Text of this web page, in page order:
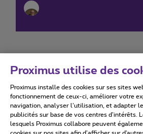
Conditions d'utilisation
Proximus utilise des
Proximus installe des cookies sur ses sites
fonctionnement de ceux-ci, améliorer votre
navigation, analyser l’utilisation, et adapter
publicités sur base de vos centres d’intérêts.
lesquels Proximus collabore peuvent